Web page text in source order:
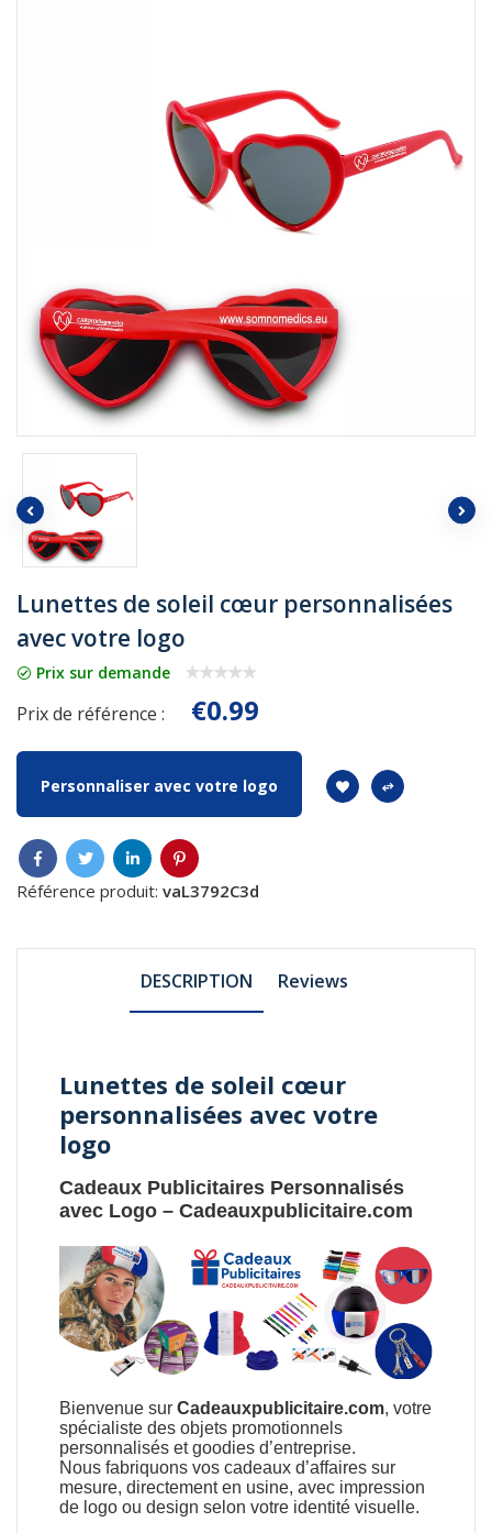
Lunettes de soleil cœur personnalisées
avec votre logo
Prix sur demande
Prix de référence : €0.99
Personnaliser avec votre logo
Référence produit: vaL3792C3d
DESCRIPTION Reviews
Lunettes de soleil cœur
personnalisées avec votre
logo
Cadeaux Publicitaires Personnalisés
avec Logo –Cadeauxpublicitaire.com
Bienvenue surCadeauxpublicitaire.com, votre
spécialiste des objets promotionnels
personnalisés et goodies d’entreprise.
Nous fabriquons vos cadeaux d’affaires sur
mesure, directement en usine, avec impression
de logo ou design selon votre identité visuelle.